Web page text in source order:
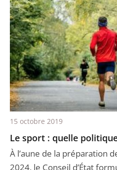
Le sport : quelle
À l’aune de la préparation
2024, le Conseil d’État
15 octobre 2019